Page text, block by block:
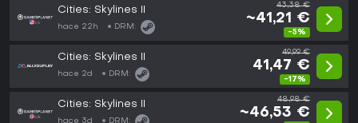
Cities: Skylines II
hace 22h DRM:
43,38 €
~41,21 €
-5%
Cities: Skylines II
hace 2d DRM:
49,99 €
41,47 €
-17%
Cities: Skylines II
hace 3d DRM:
48,98 €
~46,53 €